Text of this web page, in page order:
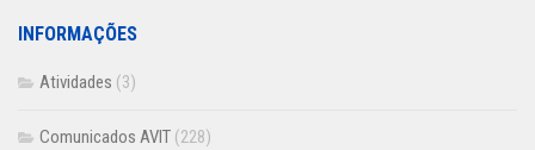
INFORMAÇÕES
Atividades (3)
Comunicados AVIT (228)